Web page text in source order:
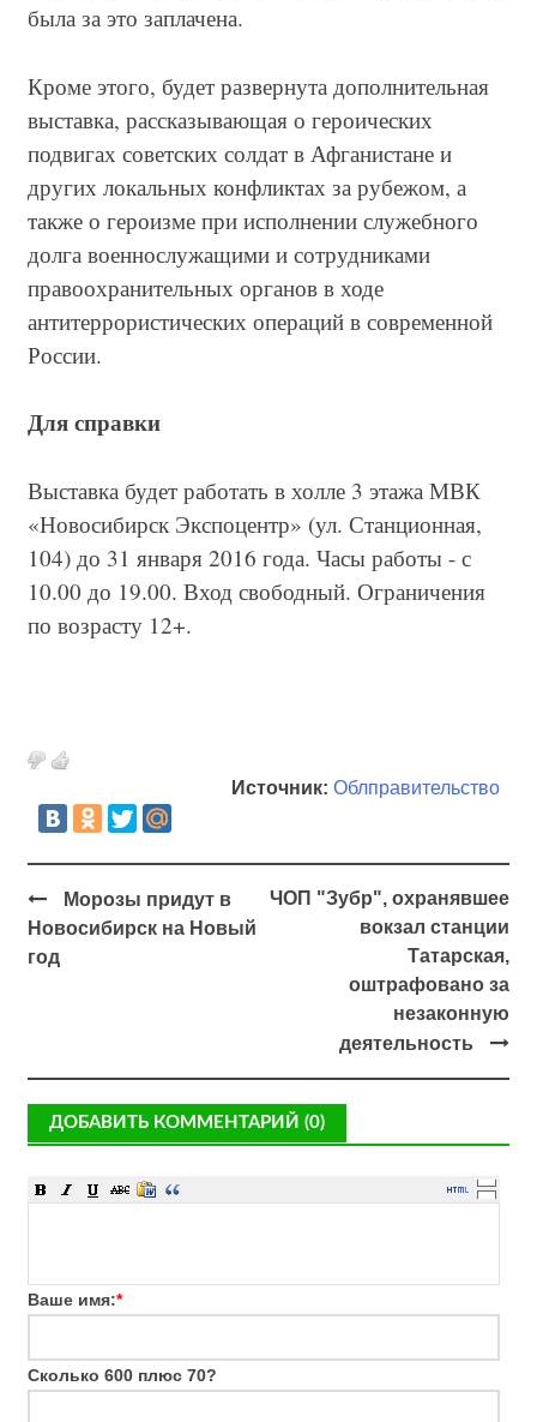
была за это заплачена.
Кроме этого, будет развернута дополнительная
выставка, рассказывающая о героических
подвигах советских солдат в Афганистане и
других локальных конфликтах за рубежом, а
также о героизме при исполнении служебного
долга военнослужащими и сотрудниками
правоохранительных органов в ходе
антитеррористических операций в современной
России.
Для справки
Выставка будет работать в холле 3 этажа МВК
«Новосибирск Экспоцентр» (ул. Станционная,
104) до 31 января 2016 года. Часы работы - с
10.00 до 19.00. Вход свободный. Ограничения
по возрасту 12+.
Источник: Облправительство
Морозы придут в
Новосибирск на Новый
год
ЧОП "Зубр", охранявшее
вокзал станции
Татарская,
оштрафовано за
незаконную
деятельность
ДОБАВИТЬ КОММЕНТАРИЙ (0)
Ваше имя:*
Сколько 600 плюс 70?